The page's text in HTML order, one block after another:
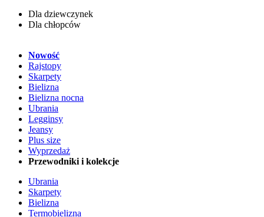
Dla dziewczynek
Dla chłopców
Nowość
Rajstopy
Skarpety
Bielizna
Bielizna nocna
Ubrania
Legginsy
Jeansy
Plus size
Wyprzedaż
Przewodniki i kolekcje
Ubrania
Skarpety
Bielizna
Termobielizna